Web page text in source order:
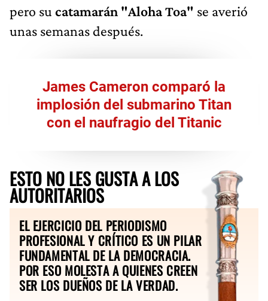
pero su catamarán "Aloha Toa" se averió
unas semanas después.
James Cameron comparó la
implosión del submarino Titan
con el naufragio del Titanic
ESTO NO LES GUSTA A LOS
AUTORITARIOS
EL EJERCICIO DEL PERIODISMO
PROFESIONAL Y CRÍTICO ES UN PILAR
FUNDAMENTAL DE LA DEMOCRACIA.
POR ESO MOLESTA A QUIENES CREEN
SER LOS DUEÑOS DE LA VERDAD.